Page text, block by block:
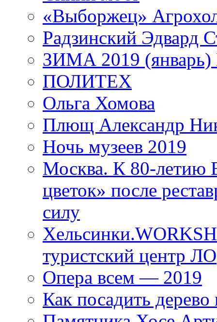
«Выборжец»
Радзинский Эдвард
ЗИМА 2019 (январь)
ПОЛИТЕХ
Ольга Хомова
Плющ Александр
Ночь музеев 2019
Москва. К 80-
цветок» после
силу
туристский центр ЛО
Опера всем — 2019
Как посадить дерево